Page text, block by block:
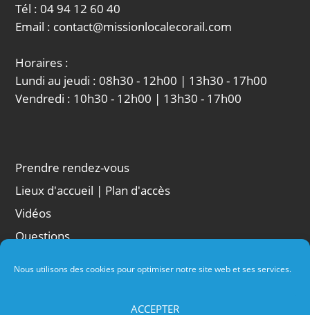
Nous utilisons des cookies pour optimiser notre site web et ses services.
ACCEPTER
Tél : 04 94 12 60 40
Email : contact@missionlocalecorail.com
Horaires :
Lundi au jeudi : 08h30 - 12h00 | 13h30 - 17h00
Vendredi : 10h30 - 12h00 | 13h30 - 17h00
Prendre rendez-vous
Lieux d'accueil | Plan d'accès
Vidéos
Questions